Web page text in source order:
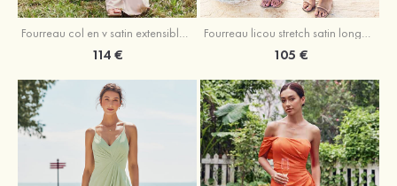
Fourreau col en v satin extensible ras du sol robe de demoiselle d'honneur
114 €
Fourreau licou stretch satin longueur cheville robe de demoiselle d'honneur
105 €